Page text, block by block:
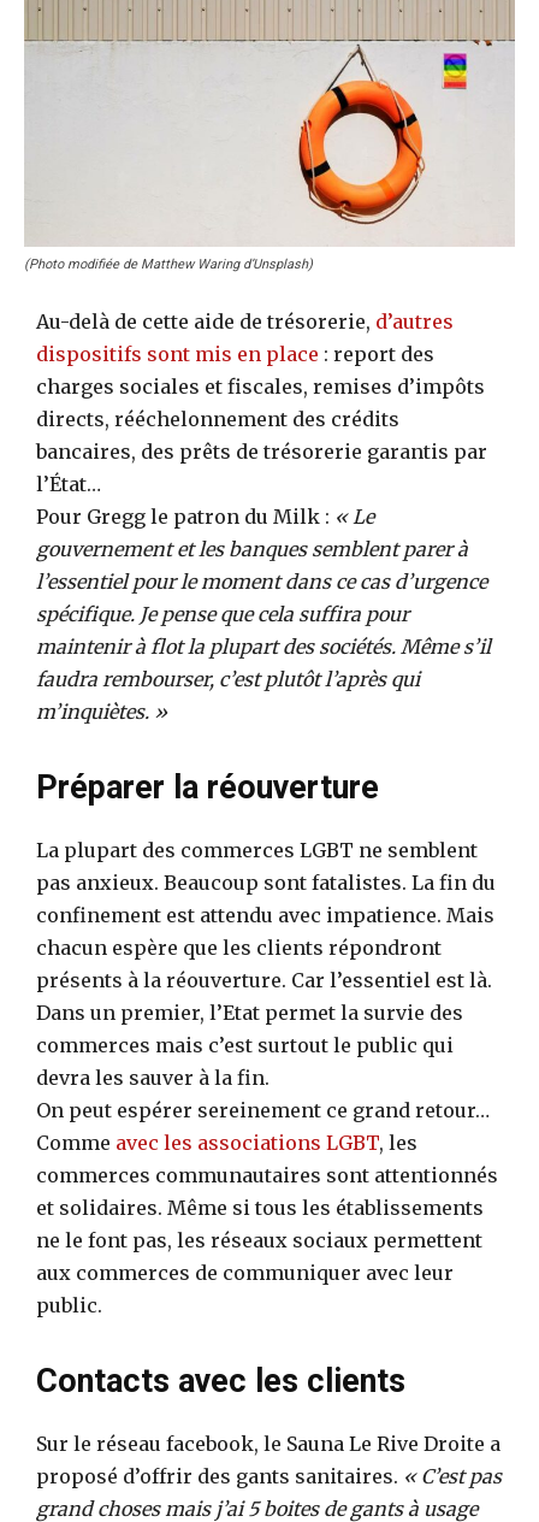
(Photo modifiée de Matthew Waring d’Unsplash)
Au-delà de cette aide de trésorerie, d’autres
dispositifs sont mis en place : report des
charges sociales et fiscales, remises d’impôts
directs, rééchelonnement des crédits
bancaires, des prêts de trésorerie garantis par
l’État…
Pour Gregg le patron du Milk : « Le
gouvernement et les banques semblent parer à
l’essentiel pour le moment dans ce cas d’urgence
spécifique. Je pense que cela suffira pour
maintenir à flot la plupart des sociétés. Même s’il
faudra rembourser, c’est plutôt l’après qui
m’inquiètes. »
Préparer la réouverture
La plupart des commerces LGBT ne semblent
pas anxieux. Beaucoup sont fatalistes. La fin du
confinement est attendu avec impatience. Mais
chacun espère que les clients répondront
présents à la réouverture. Car l’essentiel est là.
Dans un premier, l’Etat permet la survie des
commerces mais c’est surtout le public qui
devra les sauver à la fin.
On peut espérer sereinement ce grand retour…
Comme avec les associations LGBT, les
commerces communautaires sont attentionnés
et solidaires. Même si tous les établissements
ne le font pas, les réseaux sociaux permettent
aux commerces de communiquer avec leur
public.
Contacts avec les clients
Sur le réseau facebook, le Sauna Le Rive Droite a
proposé d’offrir des gants sanitaires. « C’est pas
grand choses mais j’ai 5 boites de gants à usage